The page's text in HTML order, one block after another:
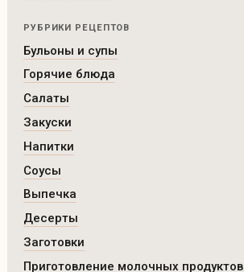
РУБРИКИ РЕЦЕПТОВ
Бульоны и супы
Горячие блюда
Салаты
Закуски
Напитки
Соусы
Выпечка
Десерты
Заготовки
Приготовление молочных продуктов